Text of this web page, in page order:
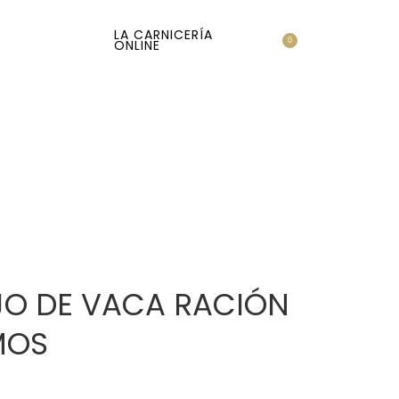
LA CARNICERÍA
ONLINE 0
DE VACA RACIÓN